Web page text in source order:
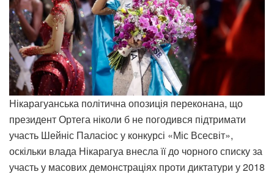
Нікарагуанська політична опозиція переконана, що
президент Ортега ніколи б не погодився підтримати
участь Шейніс Паласіос у конкурсі «Міс Всесвіт»,
оскільки влада Нікарагуа внесла її до чорного списку за
участь у масових демонстраціях проти диктатури у 2018